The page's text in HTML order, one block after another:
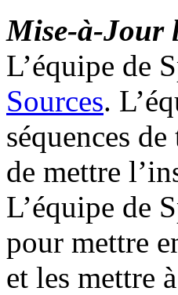
Mise-à-Jour
L’équipe de
Sources.
séquences
de mettre
L’équipe de
pour mettre
et les mettre